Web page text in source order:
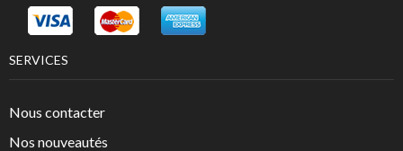
SERVICES
Nous contacter
Nos nouveautés